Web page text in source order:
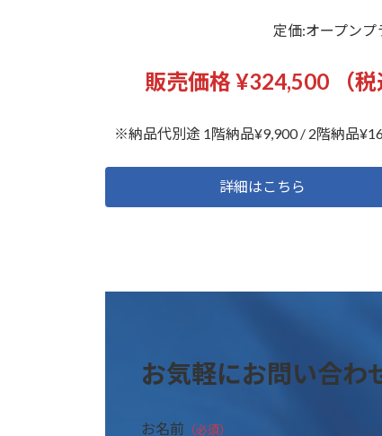
定価:オープンプ
販売価格 ¥324,500 （税
※納品代別途 1階納品¥9,900 / 2階納品
詳細はこちら
お気軽にお問い合わ
お名前 （必須）